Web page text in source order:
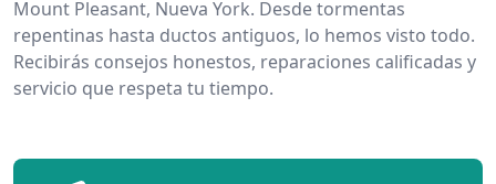
Mount Pleasant, Nueva York. Desde tormentas
repentinas hasta ductos antiguos, lo hemos visto todo.
Recibirás consejos honestos, reparaciones calificadas y
servicio que respeta tu tiempo.